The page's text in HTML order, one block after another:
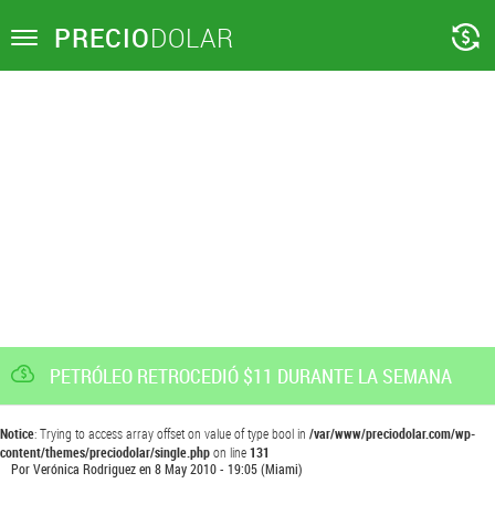
Toggle PRECIODOLAR
PETRÓLEO RETROCEDIÓ $11 DURANTE LA SEMANA
Notice: Trying to access array offset on value of type bool in /var/www/preciodolar.com/wp-
content/themes/preciodolar/single.phpon line131
PorVerónica Rodriguezen8 May 2010 - 19:05(Miami)